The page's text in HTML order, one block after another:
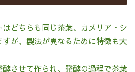
どちらも同じ茶葉、カメリア・シ
が、製法が異なるために特徴も大
させて作られ、発酵の過程で茶葉